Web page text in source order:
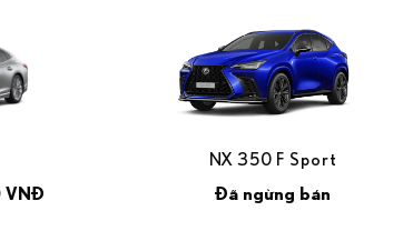
VNĐ
NX 350 F Sport
Đã ngừng bán